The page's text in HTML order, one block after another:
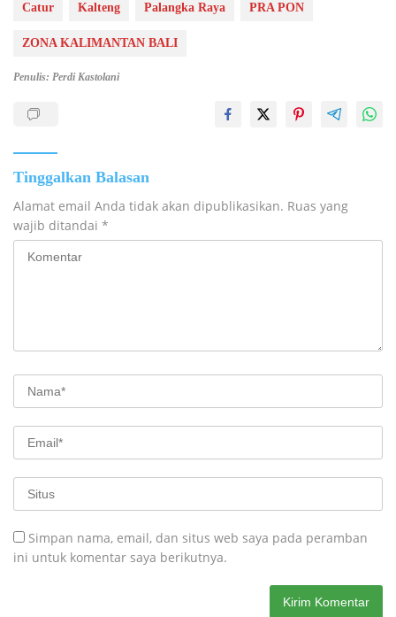
Catur Kalteng Palangka Raya PRA PON
ZONA KALIMANTAN BALI
Penulis: Perdi Kastolani
Tinggalkan Balasan
Alamat email Anda tidak akan dipublikasikan. Ruas yang
wajib ditandai *
Simpan nama, email, dan situs web saya pada peramban
ini untuk komentar saya berikutnya.